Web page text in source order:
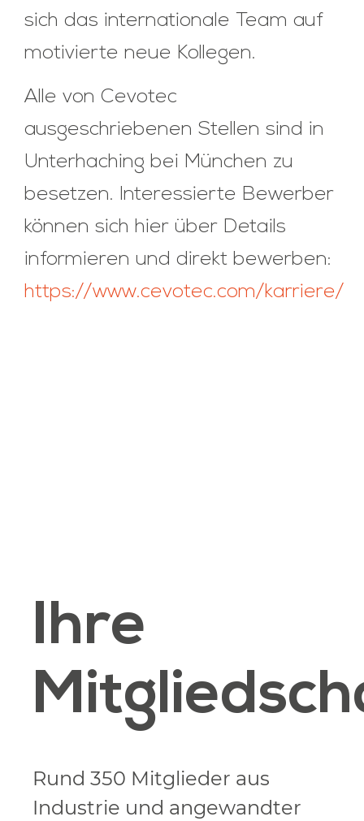
sich das internationale Team auf
motivierte neue Kollegen.
Alle von Cevotec
ausgeschriebenen Stellen sind in
Unterhaching bei München zu
besetzen. Interessierte Bewerber
können sich hier über Details
informieren und direkt bewerben:
https://www.cevotec.com/karriere/
Ihre
Rund 350 Mitglieder aus
Industrie und angewandter